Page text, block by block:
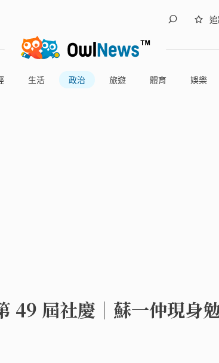
生活 政治 旅遊 體育 娛樂
49 屆社慶｜蘇一仲現身